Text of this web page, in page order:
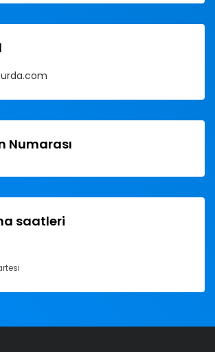
Numarası
saatleri